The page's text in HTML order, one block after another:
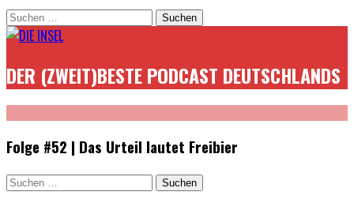
Suchen
nach:
DER (ZWEIT)BESTE PODCAST DEUTSCHLANDS
Folge #52 | Das Urteil lautet Freibier
Suchen